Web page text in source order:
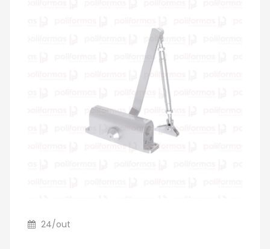
24/out